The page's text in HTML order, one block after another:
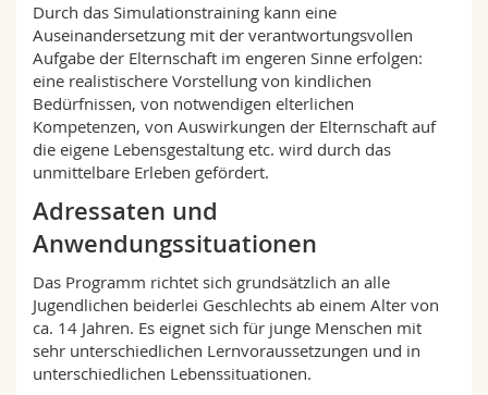
Durch das Simulationstraining kann eine
Auseinandersetzung mit der verantwortungsvollen
Aufgabe der Elternschaft im engeren Sinne erfolgen:
eine realistischere Vorstellung von kindlichen
Bedürfnissen, von notwendigen elterlichen
Kompetenzen, von Auswirkungen der Elternschaft auf
die eigene Lebensgestaltung etc. wird durch das
unmittelbare Erleben gefördert.
Adressaten und
Anwendungssituationen
Das Programm richtet sich grundsätzlich an alle
Jugendlichen beiderlei Geschlechts ab einem Alter von
ca. 14 Jahren. Es eignet sich für junge Menschen mit
sehr unterschiedlichen Lernvoraussetzungen und in
unterschiedlichen Lebenssituationen.